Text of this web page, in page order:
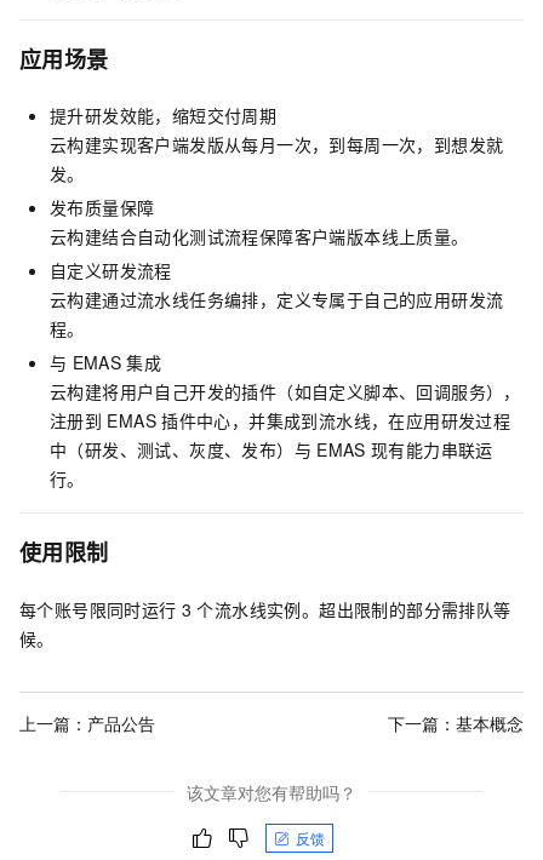
应用场景
提升研发效能，缩短交付周期
云构建实现客户端发版从每月一次，到每周一次，到想发就
发。
发布质量保障
云构建结合自动化测试流程保障客户端版本线上质量。
自定义研发流程
云构建通过流水线任务编排，定义专属于自己的应用研发流
程。
与 EMAS 集成
云构建将用户自己开发的插件（如自定义脚本、回调服务），
注册到 EMAS 插件中心，并集成到流水线，在应用研发过程
中（研发、测试、灰度、发布）与 EMAS 现有能力串联运
行。
使用限制
每个账号限同时运行 3 个流水线实例。超出限制的部分需排队等
候。
上一篇： 产品公告 下一篇： 基本概念
该文章对您有帮助吗？
反馈